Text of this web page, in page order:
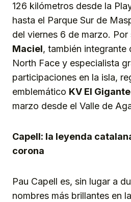
126 kilómetros desde la
hasta el Parque Sur de
del viernes 6 de marzo. Por
Maciel, también integrante
North Face y especialista
participaciones en la isla,
emblemático KV El Gigante
marzo desde el Valle de
Capell: la leyenda
corona
Pau Capell es, sin lugar a
nombres más brillantes en